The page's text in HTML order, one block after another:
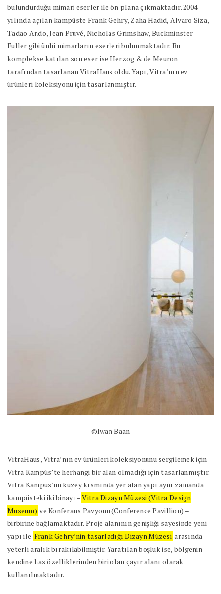
bulundurduğu mimari eserler ile ön plana çıkmaktadır. 2004
yılında açılan kampüste Frank Gehry, Zaha Hadid, Alvaro Siza,
Tadao Ando, Jean Pruvé, Nicholas Grimshaw, Buckminster
Fuller gibi ünlü mimarların eserleri bulunmaktadır. Bu
komplekse katılan son eser ise Herzog & de Meuron
tarafından tasarlanan VitraHaus oldu. Yapı, Vitra’nın ev
ürünleri koleksiyonu için tasarlanmıştır.
©Iwan Baan
VitraHaus, Vitra’nın ev ürünleri koleksiyonunu sergilemek için
Vitra Kampüs’te herhangi bir alan olmadığı için tasarlanmıştır.
Vitra Kampüs’ün kuzey kısmında yer alan yapı aynı zamanda
kampüsteki iki binayı –Vitra Dizayn Müzesi (Vitra Design
Museum) ve Konferans Pavyonu (Conference Pavillion) –
birbirine bağlamaktadır. Proje alanının genişliği sayesinde yeni
yapı ile Frank Gehry’nin tasarladığı Dizayn Müzesi arasında
yeterli aralık bırakılabilmiştir. Yaratılan boşluk ise, bölgenin
kendine has özelliklerinden biri olan çayır alanı olarak
kullanılmaktadır.